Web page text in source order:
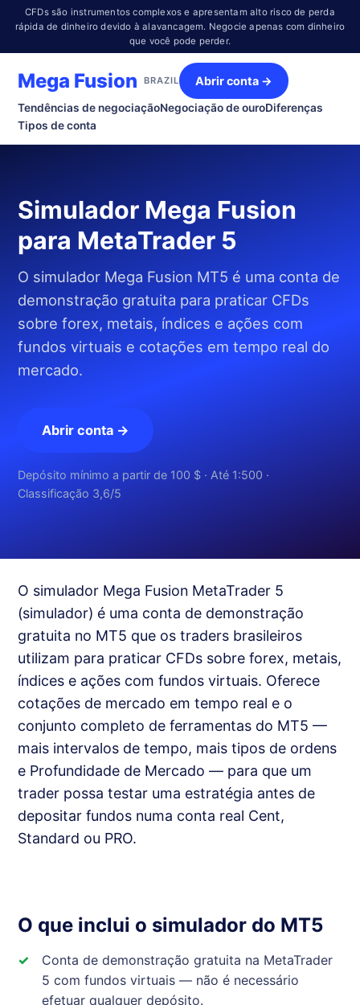
CFDs são instrumentos complexos e apresentam alto risco de perda
rápida de dinheiro devido à alavancagem. Negocie apenas com dinheiro
que você pode perder.
Mega Fusion BRAZIL
Tendências de negociaçãoNegociação de ouroDiferenças
Tipos de conta
Abrir conta →
Simulador Mega Fusion
para MetaTrader 5
O simulador Mega Fusion MT5 é uma conta de
demonstração gratuita para praticar CFDs
sobre forex, metais, índices e ações com
fundos virtuais e cotações em tempo real do
mercado.
Abrir conta →
Depósito mínimo a partir de 100 $ · Até 1:500 ·
Classificação 3,6/5
O simulador Mega Fusion MetaTrader 5
(simulador) é uma conta de demonstração
gratuita no MT5 que os traders brasileiros
utilizam para praticar CFDs sobre forex, metais,
índices e ações com fundos virtuais. Oferece
cotações de mercado em tempo real e o
conjunto completo de ferramentas do MT5 —
mais intervalos de tempo, mais tipos de ordens
e Profundidade de Mercado — para que um
trader possa testar uma estratégia antes de
depositar fundos numa conta real Cent,
Standard ou PRO.
O que inclui o simulador do MT5
Conta de demonstração gratuita na MetaTrader
5 com fundos virtuais — não é necessário
efetuar qualquer depósito.